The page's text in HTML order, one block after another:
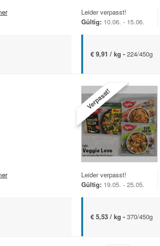
Leider verpasst!
Gültig: 10.06. - 15.06.
€ 9,91 / kg - 224/450g
Verpasst!
Leider verpasst!
Gültig: 19.05. - 25.05.
€ 5,53 / kg - 370/450g